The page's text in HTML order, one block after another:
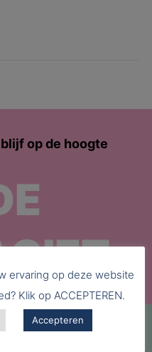
op de hoogte
ervaring op deze website
Klik op ACCEPTEREN.
Accepteren